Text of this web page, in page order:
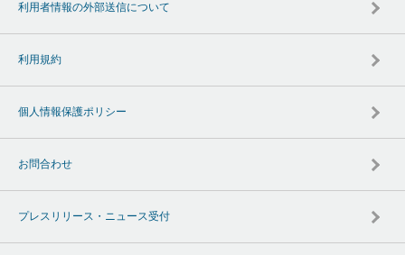
利用者情報の外部送信について
利用規約
個人情報保護ポリシー
お問合わせ
プレスリリース・ニュース受付